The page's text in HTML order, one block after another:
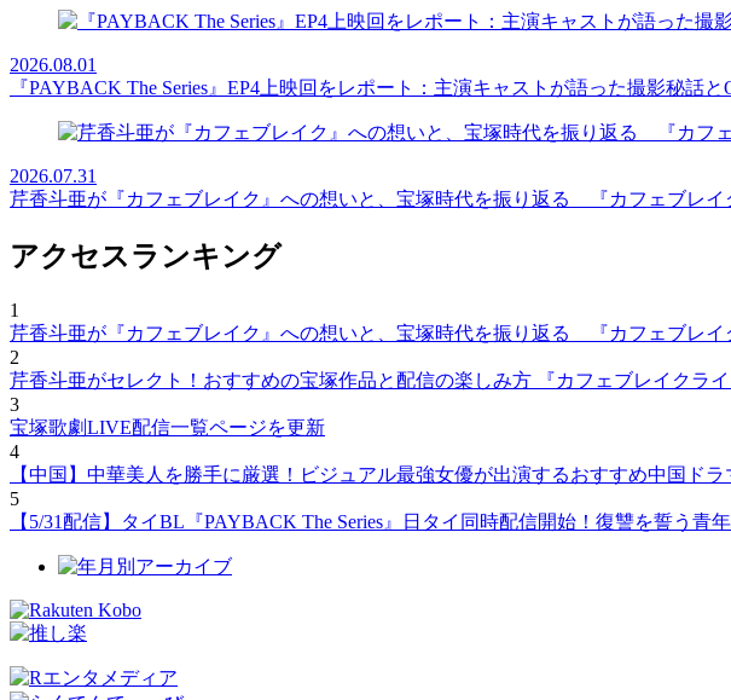
2026.08.01
『PAYBACK The Series』EP4上映回をレポート：主演キャストが語った撮影秘話と
2026.07.31
芹香斗亜が『カフェブレイク』への想いと、宝塚時代を振り返る 『カフェブレ
アクセスランキング
1
芹香斗亜が『カフェブレイク』への想いと、宝塚時代を振り返る 『カフェブレ
2
芹香斗亜がセレクト！おすすめの宝塚作品と配信の楽しみ方 『カフェブレイクラ
3
宝塚歌劇LIVE配信一覧ページを更新
4
【中国】中華美人を勝手に厳選！ビジュアル最強女優が出演するおすすめ中国ドラ
5
【5/31配信】タイBL『PAYBACK The Series』日タイ同時配信開始！復讐を誓う青